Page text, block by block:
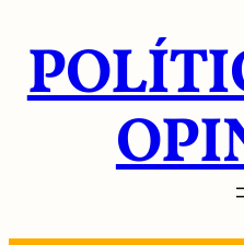
para
conteúdo